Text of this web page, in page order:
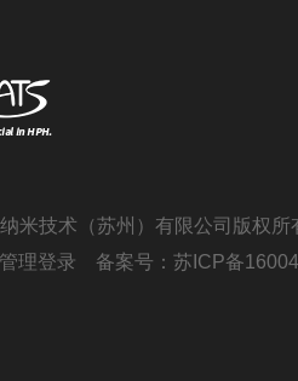
米技术（苏州）有限公司版权所
管理登录 备案号： 苏ICP备